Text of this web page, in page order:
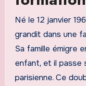
Né le 12 janvier
grandit dans une
Sa famille émigre
enfant, et il passe
parisienne. Ce